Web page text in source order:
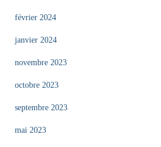
février 2024
janvier 2024
novembre 2023
octobre 2023
septembre 2023
mai 2023